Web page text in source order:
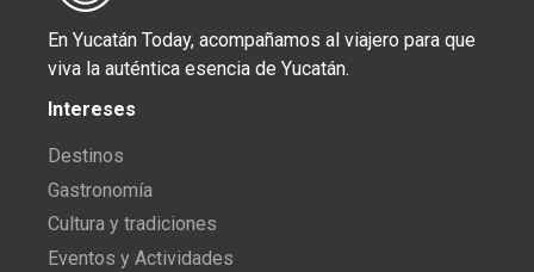
En Yucatán Today, acompañamos al viajero para que
viva la auténtica esencia de Yucatán.
Intereses
Destinos
Gastronomía
Cultura y tradiciones
Eventos y Actividades